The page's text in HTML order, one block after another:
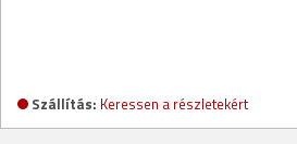
Szállítás: Keressen a részletekért